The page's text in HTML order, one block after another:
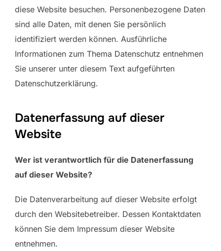
diese Website besuchen. Personenbezogene Daten
sind alle Daten, mit denen Sie persönlich
identifiziert werden können. Ausführliche
Informationen zum Thema Datenschutz entnehmen
Sie unserer unter diesem Text aufgeführten
Datenschutzerklärung.
Datenerfassung auf dieser
Website
Wer ist verantwortlich für die Datenerfassung
auf dieser Website?
Die Datenverarbeitung auf dieser Website erfolgt
durch den Websitebetreiber. Dessen Kontaktdaten
können Sie dem Impressum dieser Website
entnehmen.